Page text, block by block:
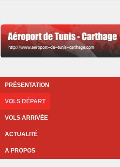
PRÉSENTATION
VOLS DÉPART
VOLS ARRIVÉE
ACTUALITÉ
A PROPOS